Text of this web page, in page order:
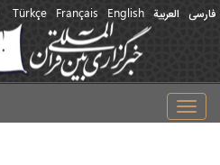
فارسی العربیة English
Français
Türkçe
Toggle
navigation